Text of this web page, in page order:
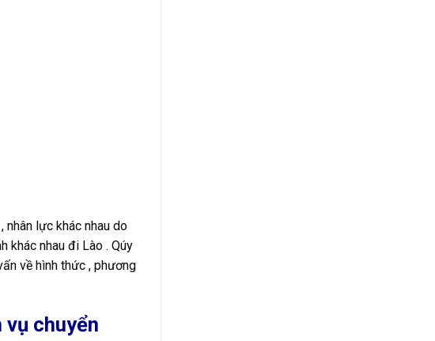
nhân lực khác nhau do
khác nhau đi Lào . Qúy
về hình thức , phương
chuyển